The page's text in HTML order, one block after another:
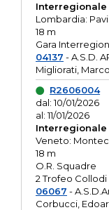
Interregionale
Lombardia:
18 m
Gara
04137 - A.S.D.
Migliorati, Marco
R2606004
dal: 10/01/2026
al: 11/01/2026
Interregionale
Veneto:
18 m
O.R. Squadre
2 Trofeo Collodi
06067 -
Corbucci,